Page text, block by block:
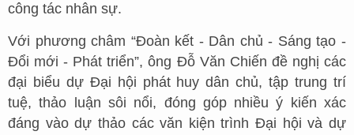
công tác nhân sự.
Với phương châm “Đoàn kết - Dân chủ - Sáng tạo -
Đổi mới - Phát triển”, ông Đỗ Văn Chiến đề nghị các
đại biểu dự Đại hội phát huy dân chủ, tập trung trí
tuệ, thảo luận sôi nổi, đóng góp nhiều ý kiến xác
đáng vào dự thảo các văn kiện trình Đại hội và dự